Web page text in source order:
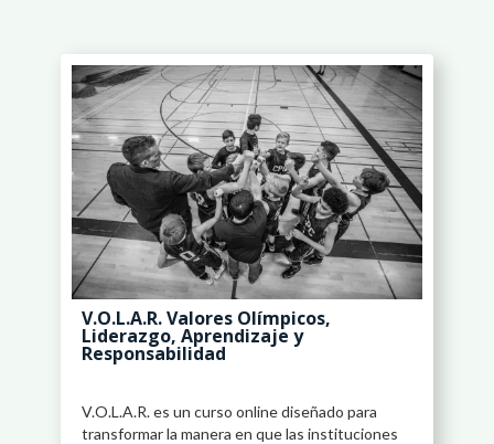
V.O.L.A.R. Valores Olímpicos,
Liderazgo, Aprendizaje y
Responsabilidad
V.O.L.A.R. es un curso online diseñado para
transformar la manera en que las instituciones